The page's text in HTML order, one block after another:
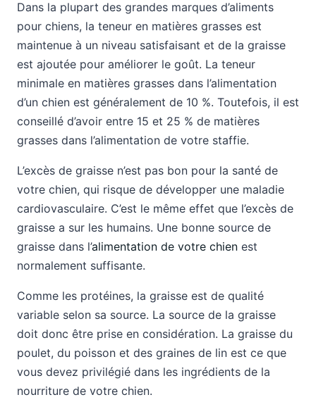
Dans la plupart des grandes marques d’aliments
pour chiens, la teneur en matières grasses est
maintenue à un niveau satisfaisant et de la graisse
est ajoutée pour améliorer le goût. La teneur
minimale en matières grasses dans l’alimentation
d’un chien est généralement de 10 %. Toutefois, il est
conseillé d’avoir entre 15 et 25 % de matières
grasses dans l’alimentation de votre staffie.
L’excès de graisse n’est pas bon pour la santé de
votre chien, qui risque de développer une maladie
cardiovasculaire. C’est le même effet que l’excès de
graisse a sur les humains. Une bonne source de
graisse dans l’alimentation de votre chien est
normalement suffisante.
Comme les protéines, la graisse est de qualité
variable selon sa source. La source de la graisse
doit donc être prise en considération. La graisse du
poulet, du poisson et des graines de lin est ce que
vous devez privilégié dans les ingrédients de la
nourriture de votre chien.